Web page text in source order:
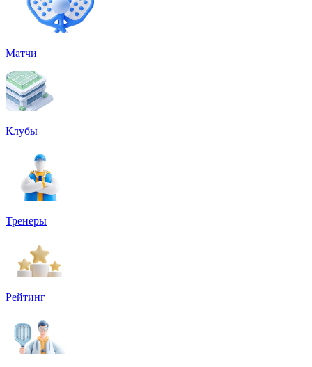
Матчи
Клубы
Тренеры
Рейтинг